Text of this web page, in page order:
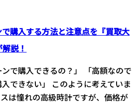
購入する方法と注意点を『買取大
説！
ンで購入できるの？」 「高額なので
できない」 このように考えていま
は憧れの高級時計ですが、価格が